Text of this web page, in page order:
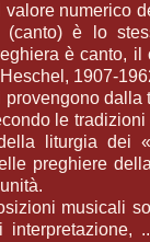
numerico
(canto) è lo
è canto, il
1907-
provengono dalla
le
liturgia dei
preghiere
musicali
interpretazione,